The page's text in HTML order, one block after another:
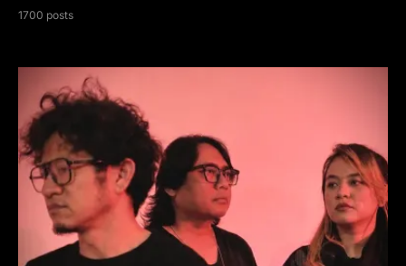
1700 posts